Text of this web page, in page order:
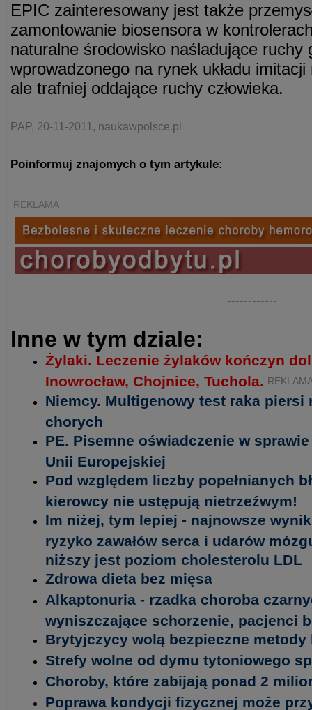
EPIC zainteresowany jest także
zamontowanie biosensora w
naturalne środowisko naśladujące ruchy
wprowadzonego na rynek układu
ale trafniej oddające ruchy człowieka.
PAP, 20-11-2011, naukawpolsce.pl
Poinformuj znajomych o tym artykule:
REKLAMA
------------
Inne w tym dziale:
Żylaki. Leczenie żylaków kończyn
Inowrocław, Chojnice, Tuchola.
Niemcy. Multigenowy test raka piersi
chorych
PE. Pisemne oświadczenie w
Unii Europejskiej
Pod względem liczby popełnianych
kierowcy nie ustępują nietrzeźwym!
Im niżej, tym lepiej - najnowsze
ryzyko zawałów serca i udarów
niższy jest poziom cholesterolu LDL
Zdrowa dieta bez mięsa
Alkaptonuria - rzadka choroba
wyniszczające schorzenie, pacjenci
Brytyjczycy wolą bezpieczne metody
Strefy wolne od dymu tytoniowego
Choroby, które zabijają ponad 2
Poprawa kondycji fizycznej może